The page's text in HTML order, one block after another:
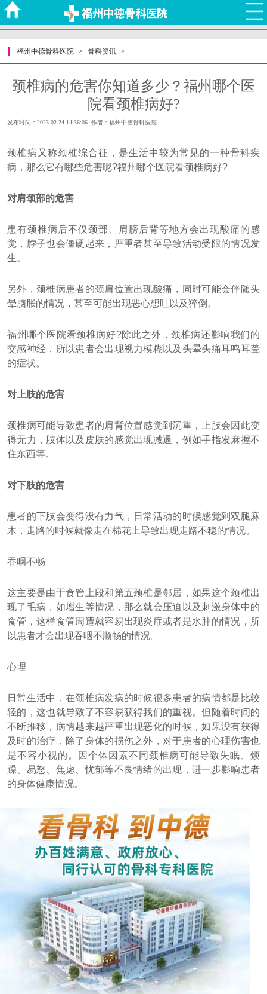
福州中德骨科医院 > 骨科资讯 >
颈椎病的危害你知道多少？福州哪个医
院看颈椎病好?
发布时间：2023-02-24 14:36:06 作者：福州中德骨科医院
颈椎病又称颈椎综合征，是生活中较为常见的一种骨科疾
病，那么它有哪些危害呢?福州哪个医院看颈椎病好?
对肩颈部的危害
患有颈椎病后不仅颈部、肩膀后背等地方会出现酸痛的感
觉，脖子也会僵硬起来，严重者甚至导致活动受限的情况发
生。
另外，颈椎病患者的颈肩位置出现酸痛，同时可能会伴随头
晕脑胀的情况，甚至可能出现恶心想吐以及猝倒。
福州哪个医院看颈椎病好?除此之外，颈椎病还影响我们的
交感神经，所以患者会出现视力模糊以及头晕头痛耳鸣耳聋
的症状。
对上肢的危害
颈椎病可能导致患者的肩背位置感觉到沉重，上肢会因此变
得无力，肢体以及皮肤的感觉出现减退，例如手指发麻握不
住东西等。
对下肢的危害
患者的下肢会变得没有力气，日常活动的时候感觉到双腿麻
木，走路的时候就像走在棉花上导致出现走路不稳的情况。
吞咽不畅
这主要是由于食管上段和第五颈椎是邻居，如果这个颈椎出
现了毛病，如增生等情况，那么就会压迫以及刺激身体中的
食管，这样食管周遭就容易出现炎症或者是水肿的情况，所
以患者才会出现吞咽不顺畅的情况。
心理
日常生活中，在颈椎病发病的时候很多患者的病情都是比较
轻的，这也就导致了不容易获得我们的重视。但随着时间的
不断推移，病情越来越严重出现恶化的时候，如果没有获得
及时的治疗，除了身体的损伤之外，对于患者的心理伤害也
是不容小视的。因个体因素不同颈椎病可能导致失眠、烦
躁、易怒、焦虑、忧郁等不良情绪的出现，进一步影响患者
的身体健康情况。